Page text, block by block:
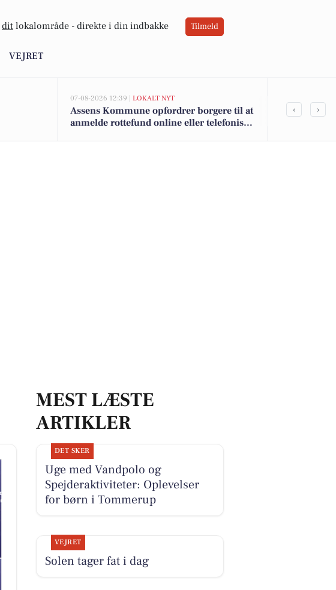
dit lokalområde - direkte i din indbakke Tilmeld
VEJRET
07-08-2026 12:39 | LOKALT NYT
Assens Kommune opfordrer borgere til at
anmelde rottefund online eller telefonisk
Top 6 over
‹ ›
MEST LÆSTE
ARTIKLER
DET SKER
Uge med Vandpolo og
Spejderaktiviteter: Oplevelser
for børn i Tommerup
VEJRET
Solen tager fat i dag